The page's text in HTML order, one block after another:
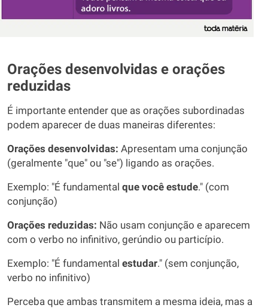
Orações desenvolvidas e orações
reduzidas
É importante entender que as orações subordinadas
podem aparecer de duas maneiras diferentes:
Orações desenvolvidas: Apresentam uma conjunção
(geralmente "que" ou "se") ligando as orações.
Exemplo: "É fundamental que você estude." (com
conjunção)
Orações reduzidas: Não usam conjunção e aparecem
com o verbo no infinitivo, gerúndio ou particípio.
Exemplo: "É fundamental estudar." (sem conjunção,
verbo no infinitivo)
Perceba que ambas transmitem a mesma ideia, mas a